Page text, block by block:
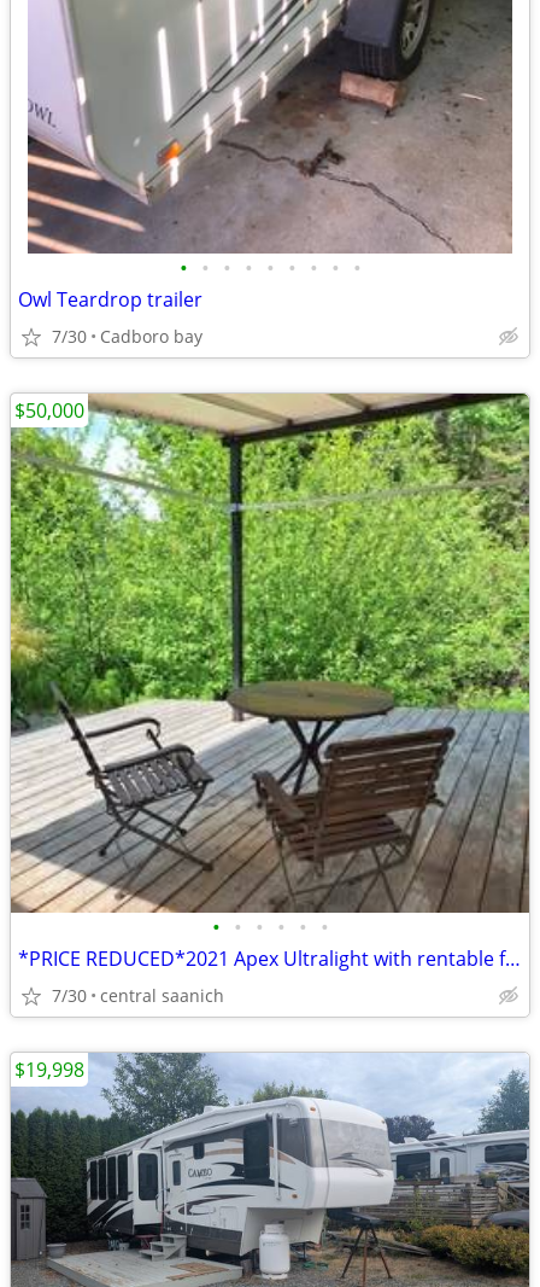
• • • • • • • • •
Owl Teardrop trailer
7/30 Cadboro bay
• • • • • •
*PRICE REDUCED*2021 Apex Ultralight with rentable full time living pad
7/30 central saanich
$50,000
$19,998